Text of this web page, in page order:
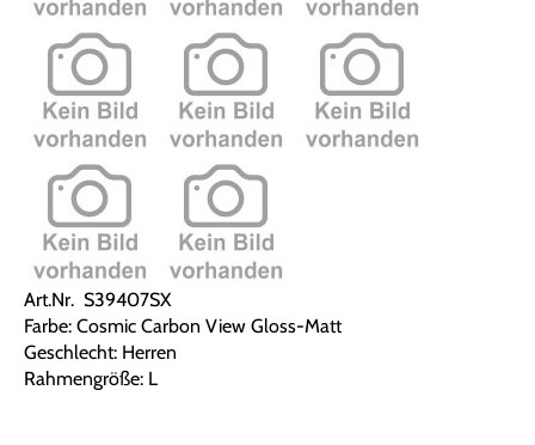
Art.Nr. S39407SX
Farbe: Cosmic Carbon View Gloss-Matt
Geschlecht: Herren
Rahmengröße: L